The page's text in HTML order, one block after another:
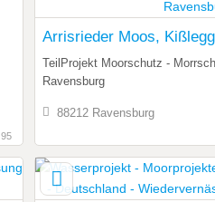
95
Arrisrieder Moos,
TeilProjekt Moorschutz -
Ravensburg
88212 Ravensburg